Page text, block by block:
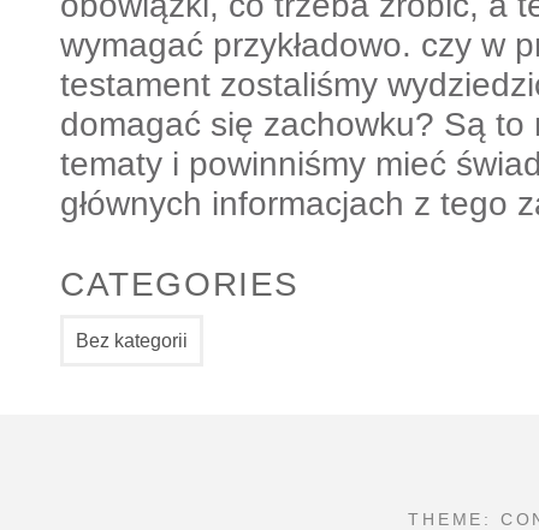
wymagać przykładowo. czy w
testament zostaliśmy
domagać się zachowku? Są to
tematy i powinniśmy mieć
głównych informacjach z tego
CATEGORIES
Bez kategorii
THEME: